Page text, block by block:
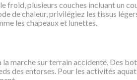
froid, plusieurs couches incluant un
de chaleur, privilégiez les tissus
les chapeaux et lunettes.
marche sur terrain accidenté. Des
des entorses. Pour les activités